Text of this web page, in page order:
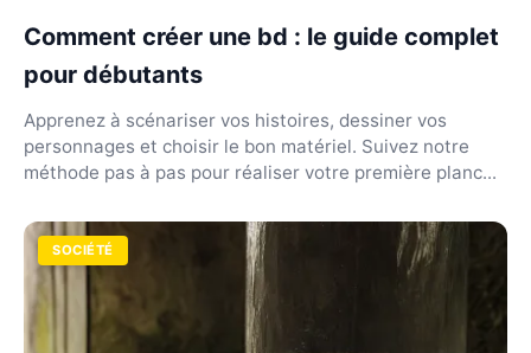
Comment créer une bd : le guide complet
pour débutants
Apprenez à scénariser vos histoires, dessiner vos
personnages et choisir le bon matériel. Suivez notre
méthode pas à pas pour réaliser votre première planc...
SOCIÉTÉ